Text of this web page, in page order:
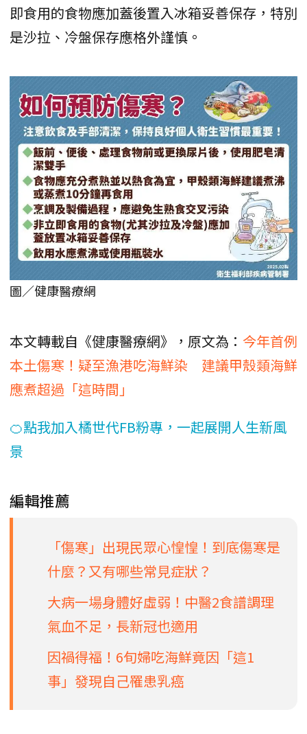
即食用的食物應加蓋後置入冰箱妥善保存，特別
是沙拉、冷盤保存應格外謹慎。
圖／健康醫療網
本文轉載自《健康醫療網》，原文為： 今年首例
本土傷寒！疑至漁港吃海鮮染 建議甲殼類海鮮
應煮超過「這時間」
🍊點我加入橘世代FB粉專，一起展開人生新風
景
編輯推薦
「傷寒」出現民眾心惶惶！到底傷寒是
什麼？又有哪些常見症狀？
大病一場身體好虛弱！中醫2食譜調理
氣血不足，長新冠也適用
因禍得福！6旬婦吃海鮮竟因「這1
事」發現自己罹患乳癌